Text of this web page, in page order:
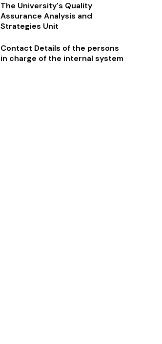
The University's Quality
Assurance Analysis and
Strategies Unit
Contact Details of the persons
in charge of the internal system